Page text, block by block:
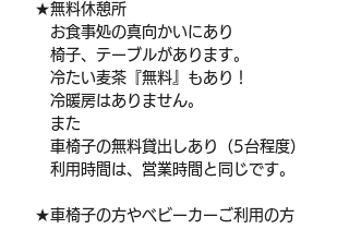
★無料休憩所
お食事処の真向かいにあり
椅子、テーブルがあります。
冷たい麦茶『無料』もあり！
冷暖房はありません。
また
車椅子の無料貸出しあり（5台程度）
利用時間は、営業時間と同じです。
★車椅子の方やベビーカーご利用の方